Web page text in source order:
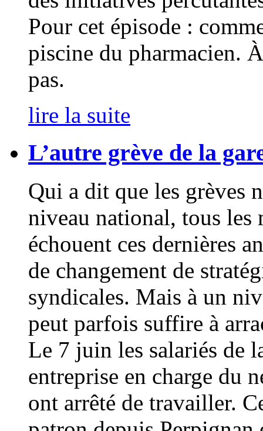
Pour cet épisode :
piscine du pharmacien.
pas.
lire la suite
L’autre grève de la
Qui a dit que les grèves
niveau national, tous les
échouent ces dernières
de changement de
syndicales. Mais à un
peut parfois suffire à
Le 7 juin les salariés de
entreprise en charge du
ont arrêté de travailler.